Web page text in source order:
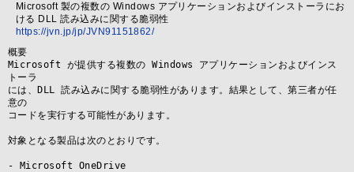
Microsoft 製の複数の Windows アプリケーションおよびインストーラにお
ける DLL 読み込みに関する脆弱性
https://jvn.jp/jp/JVN91151862/
概要
Microsoft が提供する複数の Windows アプリケーションおよびインス
トーラ
には、DLL 読み込みに関する脆弱性があります。結果として、第三者が任
意の
コードを実行する可能性があります。
対象となる製品は次のとおりです。
- Microsoft OneDrive